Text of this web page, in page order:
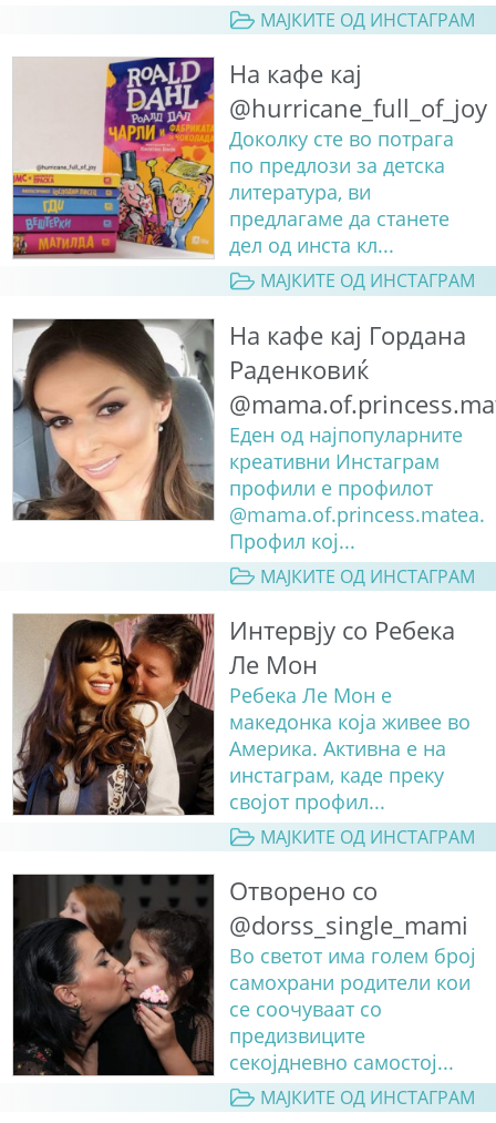
МАЈКИТЕ ОД ИНСТАГРАМ
На кафе кај
@hurricane_full_of_joy
Доколку сте во потрага
по предлози за детска
литература, ви
предлагаме да станете
дел од инста кл...
МАЈКИТЕ ОД ИНСТАГРАМ
На кафе кај Гордана
Раденковиќ
Еден од најпопуларните
креативни Инстаграм
профили е профилот
@mama.of.princess.matea.
Профил кој...
МАЈКИТЕ ОД ИНСТАГРАМ
Интервју со Ребека
Ле Мон
Ребека Ле Мон е
македонка која живее во
Америка. Активна е на
инстаграм, каде преку
својот профил...
МАЈКИТЕ ОД ИНСТАГРАМ
Отворено со
@dorss_single_mami
Во светот има голем број
самохрани родители кои
се соочуваат со
предизвиците
секојдневно самостој...
МАЈКИТЕ ОД ИНСТАГРАМ